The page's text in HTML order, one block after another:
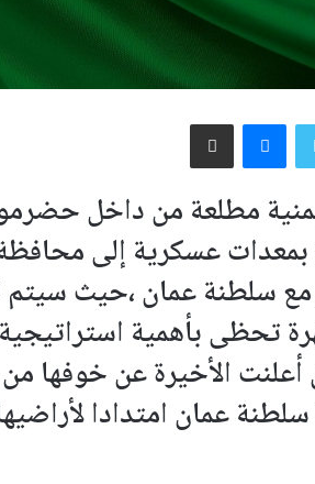
تويتر ماسنجر مشاركة عبر البريد
مطلعة من داخل
عسكرية إلى محافظة
مع سلطنة عمان ،حيث
تحظى بأهمية
الأخيرة عن خوفها
عمان امتدادا